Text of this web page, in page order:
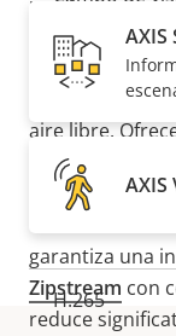
instalar.
con
alto
aire libre.
capacidad de
a las
garantiza una
Zipstream con
reduce
Compresión
de
propiedad
H.265
AXIS